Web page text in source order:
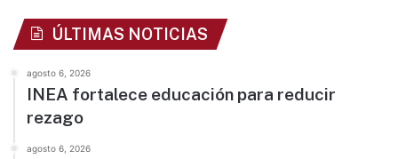
ÚLTIMAS NOTICIAS
agosto 6, 2026
INEA fortalece educación para reducir
rezago
agosto 6, 2026